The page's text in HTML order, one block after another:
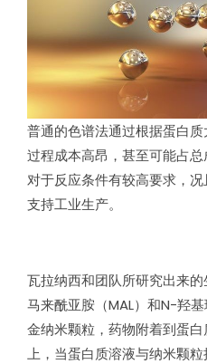
普通的色谱法通过根据蛋白
过程成本高昂，甚至可能占
对于反应条件有较高要求，
支持工业生产。
瓦拉纳西和团队所研究出来
马来酰亚胺（MAL）和N-羟
金纳米颗粒，药物附着到蛋
上，当蛋白质溶液与纳米颗